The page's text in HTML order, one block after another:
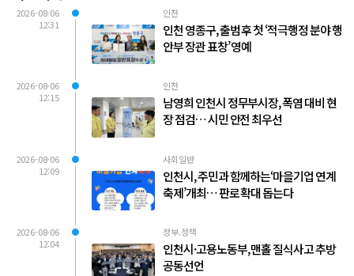
2026-08-06
12:31
인천
인천 영종구, 출범 후 첫 ‘적극행정 분야 행
안부 장관 표창’ 영예
2026-08-06
12:15
인천
남영희 인천시 정무부시장, 폭염 대비 현
장 점검… 시민 안전 최우선
2026-08-06
12:09
사회일반
인천시, 주민과 함께하는‘마을기업 연계
축제’개최… 판로 확대 돕는다
2026-08-06
12:04
정부.정책
인천시·고용노동부, 맨홀 질식사고 추방
공동선언